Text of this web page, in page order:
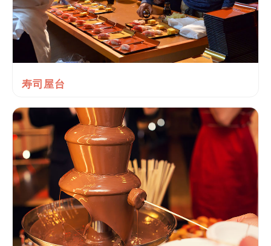
寿司屋台